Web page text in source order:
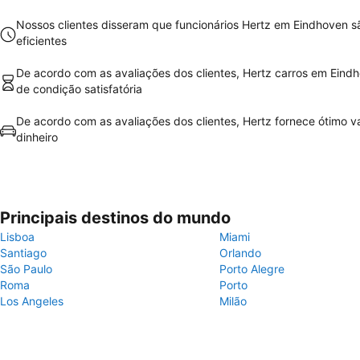
Nossos clientes disseram que funcionários Hertz em Eindhoven
eficientes
De acordo com as avaliações dos clientes, Hertz carros em
de condição satisfatória
De acordo com as avaliações dos clientes, Hertz fornece ótimo
dinheiro
Principais destinos do mundo
Lisboa
Miami
Santiago
Orlando
São Paulo
Porto Alegre
Roma
Porto
Los Angeles
Milão